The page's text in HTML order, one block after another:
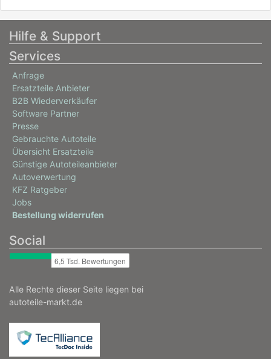
Hilfe & Support
Services
Anfrage
Ersatzteile Anbieter
B2B Wiederverkäufer
Software Partner
Presse
Gebrauchte Autoteile
Übersicht Ersatzteile
Günstige Autoteileanbieter
Autoverwertung
KFZ Ratgeber
Jobs
Bestellung widerrufen
Social
Alle Rechte dieser Seite liegen bei
autoteile-markt.de